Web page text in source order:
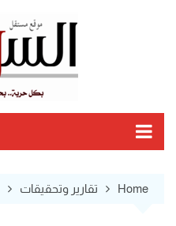
Home تقارير وتحقيقات